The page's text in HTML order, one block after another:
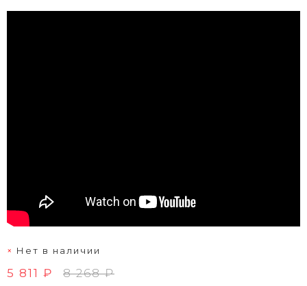
Нет в наличии
5 811 ₽ 8 268 ₽